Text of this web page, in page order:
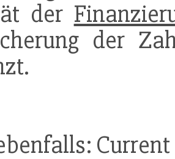
der
der